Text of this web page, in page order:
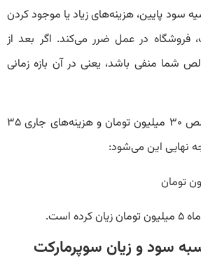
سود پایین، هزینه‌های زیاد یا موجود کردن
فروشگاه در عمل ضرر می‌کند. اگر بعد از
شما منفی باشد، یعنی در آن بازه زمانی
برای مثال، اگر سود ناخالص ۳۰ میلیون تومان و هزینه‌های جاری ۳۵
نهایی این می‌شود:
است.
سود و زیان سوپرمارکت